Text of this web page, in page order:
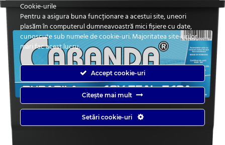
SC. CARANDA BATERII SRL. | SR EN ISO 9001:2015, SR EN ISO 14001:2015, SR
ISO 45001:2018 |
ANPC
| Prelucrarea datelor cu caracter personal | Politica de confidentialitate
Caranda.ro este un magazin online cu baterii pentru automobile, camioane,
autobuze, vagoane, motociclete, tractiune, stationare si aplicatii industriale.
Web Design byEnd Soft Design
Cookie-urile
Pentru a asigura buna funcționare a acestui site, uneori
plasăm în computerul dumneavoastră mici fișiere cu date,
cunoscute sub numele de cookie-uri. Majoritatea site-urilor
mari fac acest lucru.
Accept cookie-uri
Citește mai mult
Setări cookie-uri